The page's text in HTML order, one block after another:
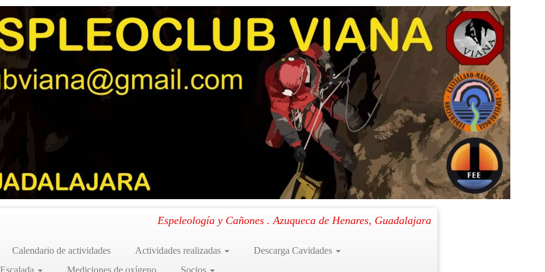
Espeleología y Cañones . Azuqueca de Henares, Guadalajara
Calendario de actividades Actividades realizadas
Descarga Cavidades
Mediciones de oxígeno Socios
28-01-2024)»IMG-20240129-WA0035
(Polideportivo Ciudad de Azuqueca 28-01-2024)